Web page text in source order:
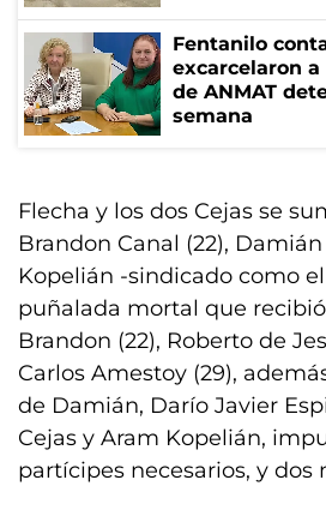
Fentanilo
excarcelaron
de ANMAT
semana
Flecha y los dos Cejas se
Brandon Canal (22), Damián
Kopelián -sindicado como
puñalada mortal que
Brandon (22), Roberto de
Carlos Amestoy (29),
de Damián, Darío Javier
Cejas y Aram Kopelián,
partícipes necesarios, y dos